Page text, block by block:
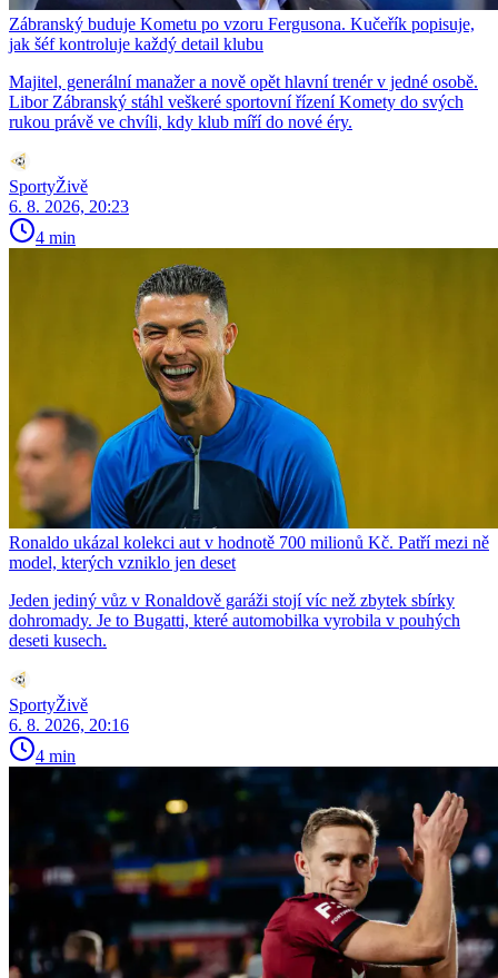
Zábranský buduje Kometu po vzoru Fergusona. Kučeřík popisuje,
jak šéf kontroluje každý detail klubu
Majitel, generální manažer a nově opět hlavní trenér v jedné osobě.
Libor Zábranský stáhl veškeré sportovní řízení Komety do svých
rukou právě ve chvíli, kdy klub míří do nové éry.
SportyŽivě
6. 8. 2026, 20:23
4 min
Ronaldo ukázal kolekci aut v hodnotě 700 milionů Kč. Patří mezi ně
model, kterých vzniklo jen deset
Jeden jediný vůz v Ronaldově garáži stojí víc než zbytek sbírky
dohromady. Je to Bugatti, které automobilka vyrobila v pouhých
deseti kusech.
SportyŽivě
6. 8. 2026, 20:16
4 min